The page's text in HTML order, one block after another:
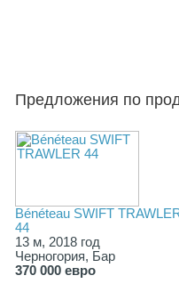
Предложения по
Bénéteau SWIFT
44
13 м, 2018 год
Черногория, Бар
370 000 евро